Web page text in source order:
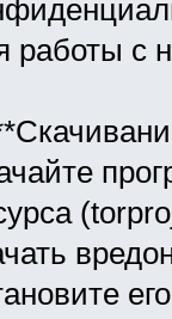
работы с